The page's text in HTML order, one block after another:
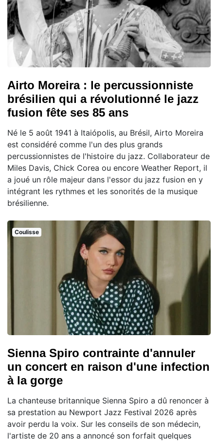
Airto Moreira : le percussionniste
brésilien qui a révolutionné le jazz
fusion fête ses 85 ans
Né le 5 août 1941 à Itaiópolis, au Brésil, Airto Moreira
est considéré comme l'un des plus grands
percussionnistes de l'histoire du jazz. Collaborateur de
Miles Davis, Chick Corea ou encore Weather Report, il
a joué un rôle majeur dans l'essor du jazz fusion en y
intégrant les rythmes et les sonorités de la musique
brésilienne.
Coulisse
Sienna Spiro contrainte d'annuler
un concert en raison d'une infection
à la gorge
La chanteuse britannique Sienna Spiro a dû renoncer à
sa prestation au Newport Jazz Festival 2026 après
avoir perdu la voix. Sur les conseils de son médecin,
l'artiste de 20 ans a annoncé son forfait quelques